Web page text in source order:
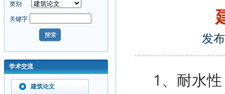
类别
关键字
学术交流
建筑论文
发
1、耐水性